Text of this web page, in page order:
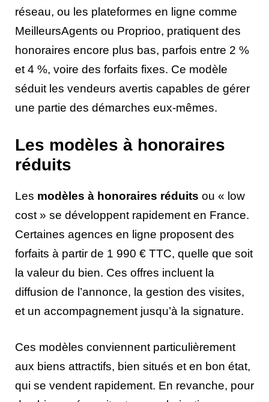
réseau, ou les plateformes en ligne comme
MeilleursAgents ou Proprioo, pratiquent des
honoraires encore plus bas, parfois entre 2 %
et 4 %, voire des forfaits fixes. Ce modèle
séduit les vendeurs avertis capables de gérer
une partie des démarches eux-mêmes.
Les modèles à honoraires
réduits
Les modèles à honoraires réduits ou « low
cost » se développent rapidement en France.
Certaines agences en ligne proposent des
forfaits à partir de 1 990 € TTC, quelle que soit
la valeur du bien. Ces offres incluent la
diffusion de l’annonce, la gestion des visites,
et un accompagnement jusqu’à la signature.
Ces modèles conviennent particulièrement
aux biens attractifs, bien situés et en bon état,
qui se vendent rapidement. En revanche, pour